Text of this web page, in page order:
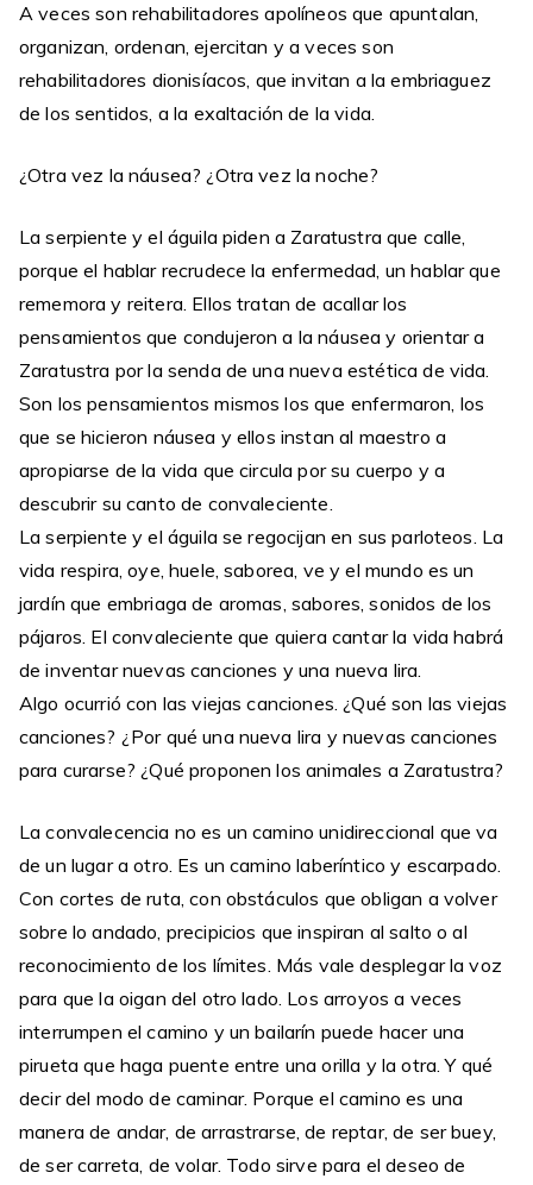
A veces son rehabilitadores apolíneos que apuntalan,
organizan, ordenan, ejercitan y a veces son
rehabilitadores dionisíacos, que invitan a la embriaguez
de los sentidos, a la exaltación de la vida.
¿Otra vez la náusea? ¿Otra vez la noche?
La serpiente y el águila piden a Zaratustra que calle,
porque el hablar recrudece la enfermedad, un hablar que
rememora y reitera. Ellos tratan de acallar los
pensamientos que condujeron a la náusea y orientar a
Zaratustra por la senda de una nueva estética de vida.
Son los pensamientos mismos los que enfermaron, los
que se hicieron náusea y ellos instan al maestro a
apropiarse de la vida que circula por su cuerpo y a
descubrir su canto de convaleciente.
La serpiente y el águila se regocijan en sus parloteos. La
vida respira, oye, huele, saborea, ve y el mundo es un
jardín que embriaga de aromas, sabores, sonidos de los
pájaros. El convaleciente que quiera cantar la vida habrá
de inventar nuevas canciones y una nueva lira.
Algo ocurrió con las viejas canciones. ¿Qué son las viejas
canciones? ¿Por qué una nueva lira y nuevas canciones
para curarse? ¿Qué proponen los animales a Zaratustra?
La convalecencia no es un camino unidireccional que va
de un lugar a otro. Es un camino laberíntico y escarpado.
Con cortes de ruta, con obstáculos que obligan a volver
sobre lo andado, precipicios que inspiran al salto o al
reconocimiento de los límites. Más vale desplegar la voz
para que la oigan del otro lado. Los arroyos a veces
interrumpen el camino y un bailarín puede hacer una
pirueta que haga puente entre una orilla y la otra. Y qué
decir del modo de caminar. Porque el camino es una
manera de andar, de arrastrarse, de reptar, de ser buey,
de ser carreta, de volar. Todo sirve para el deseo de